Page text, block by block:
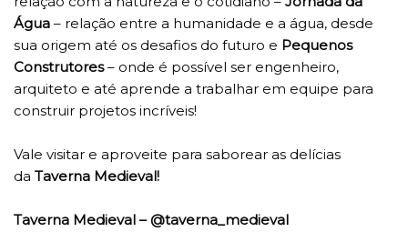
Água – relação entre a humanidade e a água, desde
sua origem até os desafios do futuro e Pequenos
Construtores– onde é possível ser engenheiro,
arquiteto e até aprende a trabalhar em equipe para
construir projetos incríveis!
Vale visitar e aproveite para saborear as delícias
da Taverna Medieval!
Taverna Medieval – @taverna_medieval